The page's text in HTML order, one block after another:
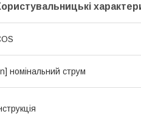
номінальний струм